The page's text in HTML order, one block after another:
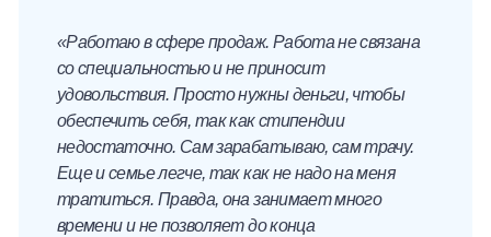
«Работаю в сфере продаж. Работа не связана
со специальностью и не приносит
удовольствия. Просто нужны деньги, чтобы
обеспечить себя, так как стипендии
недостаточно. Сам зарабатываю, сам трачу.
Еще и семье легче, так как не надо на меня
тратиться. Правда, она занимает много
времени и не позволяет до конца